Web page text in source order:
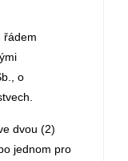
řádem
o
dvou (2)
jednom pro